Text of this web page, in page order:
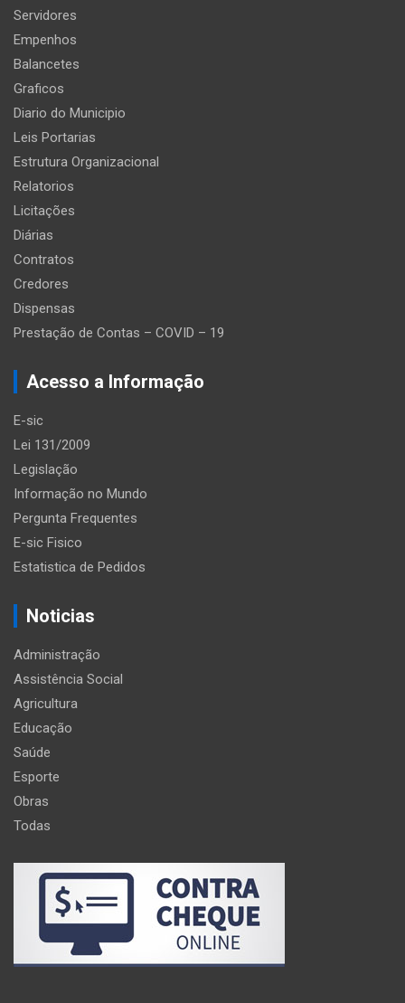
Servidores
Empenhos
Balancetes
Graficos
Diario do Municipio
Leis Portarias
Estrutura Organizacional
Relatorios
Licitações
Diárias
Contratos
Credores
Dispensas
Prestação de Contas – COVID – 19
Acesso a Informação
E-sic
Lei 131/2009
Legislação
Informação no Mundo
Pergunta Frequentes
E-sic Fisico
Estatistica de Pedidos
Noticias
Administração
Assistência Social
Agricultura
Educação
Saúde
Esporte
Obras
Todas